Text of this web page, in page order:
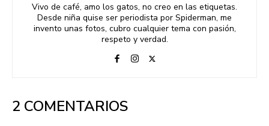
Vivo de café, amo los gatos, no creo en las etiquetas.
Desde niña quise ser periodista por Spiderman, me
invento unas fotos, cubro cualquier tema con pasión,
respeto y verdad.
2 COMENTARIOS